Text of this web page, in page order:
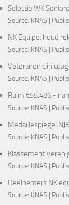
Selectie WK
Source: KNAS
NK Equipe: houd
Source: KNAS
Veteranen
Source: KNAS
Ruim €55.486,-
Source: KNAS
Medaillespiegel
Source: KNAS
Klassement
Source: KNAS
Deelnemers NK
Source: KNAS